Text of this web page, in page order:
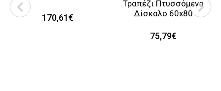
170,61€
Τραπέζι Πτυσσόμενο
Δίσκαλο 60x80
75,79€